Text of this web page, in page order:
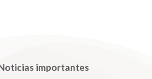
importantes